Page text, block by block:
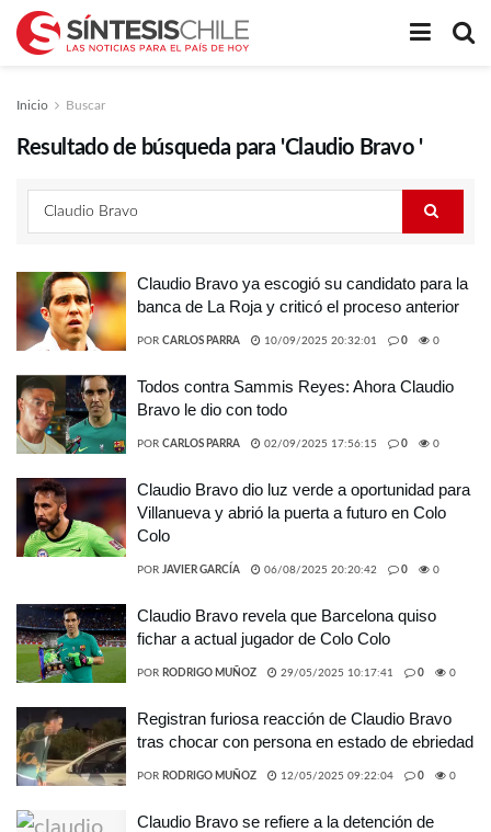
Inicio Buscar
Resultado de búsqueda para 'Claudio Bravo '
Claudio Bravo ya escogió su candidato para la
banca de La Roja y criticó el proceso anterior
POR CARLOS PARRA 10/09/2025 20:32:01 0 0
Todos contra Sammis Reyes: Ahora Claudio
Bravo le dio con todo
POR CARLOS PARRA 02/09/2025 17:56:15 0 0
Claudio Bravo dio luz verde a oportunidad para
Villanueva y abrió la puerta a futuro en Colo
Colo
POR JAVIER GARCÍA 06/08/2025 20:20:42 0 0
Claudio Bravo revela que Barcelona quiso
fichar a actual jugador de Colo Colo
POR RODRIGO MUÑOZ 29/05/2025 10:17:41 0 0
Registran furiosa reacción de Claudio Bravo
tras chocar con persona en estado de ebriedad
POR RODRIGO MUÑOZ 12/05/2025 09:22:04 0 0
Claudio Bravo se refiere a la detención de